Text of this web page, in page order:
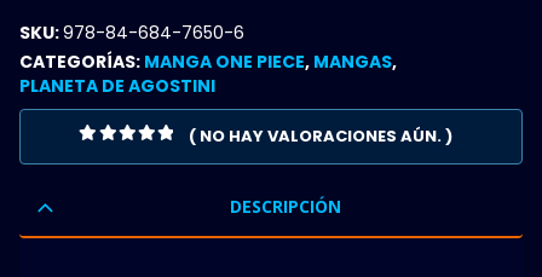
SKU:978-84-684-7650-6
CATEGORÍAS: MANGA ONE PIECE, MANGAS,
PLANETA DE AGOSTINI
( NO HAY VALORACIONES AÚN. )
DESCRIPCIÓN